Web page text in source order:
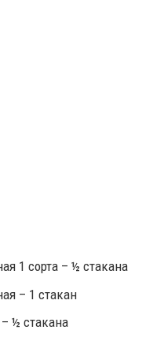
1 сорта – ½ стакана
– 1 стакан
½ стакана